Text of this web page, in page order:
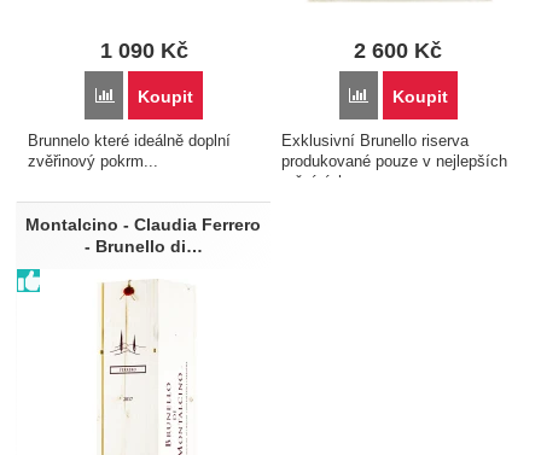
1 090 Kč
Porovnat
Koupit
Brunnelo které ideálně doplní
zvěřinový pokrm...
2 600 Kč
Porovnat
Koupit
Exklusivní Brunello riserva
produkované pouze v nejlepších
ročnících...
Montalcino - Claudia Ferrero
- Brunello di…